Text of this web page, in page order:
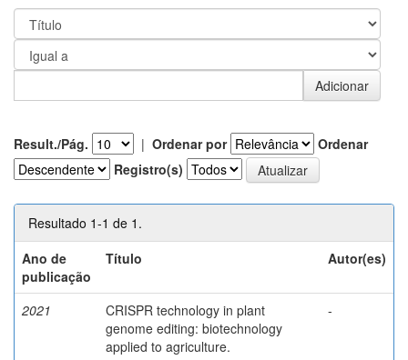
Result./Pág. | Ordenar por
Ordenar
Registro(s)
Resultado 1-1 de 1.
Ano de
publicação
Título Autor(es)
2021
CRISPR technology in plant
genome editing: biotechnology
applied to agriculture.
-